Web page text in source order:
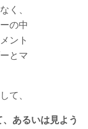
く、
の中
ント
とマ
て、
あるいは見よう